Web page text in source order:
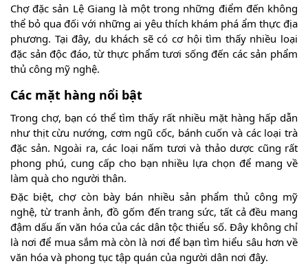
Chợ đặc sản Lệ Giang là một trong những điểm đến không
thể bỏ qua đối với những ai yêu thích khám phá ẩm thực địa
phương. Tại đây, du khách sẽ có cơ hội tìm thấy nhiều loại
đặc sản độc đáo, từ thực phẩm tươi sống đến các sản phẩm
thủ công mỹ nghệ.
Các mặt hàng nổi bật
Trong chợ, bạn có thể tìm thấy rất nhiều mặt hàng hấp dẫn
như thịt cừu nướng, cơm ngũ cốc, bánh cuốn và các loại trà
đặc sản. Ngoài ra, các loại nấm tươi và thảo dược cũng rất
phong phú, cung cấp cho bạn nhiều lựa chọn để mang về
làm quà cho người thân.
Đặc biệt, chợ còn bày bán nhiều sản phẩm thủ công mỹ
nghệ, từ tranh ảnh, đồ gốm đến trang sức, tất cả đều mang
đậm dấu ấn văn hóa của các dân tộc thiểu số. Đây không chỉ
là nơi để mua sắm mà còn là nơi để bạn tìm hiểu sâu hơn về
văn hóa và phong tục tập quán của người dân nơi đây.